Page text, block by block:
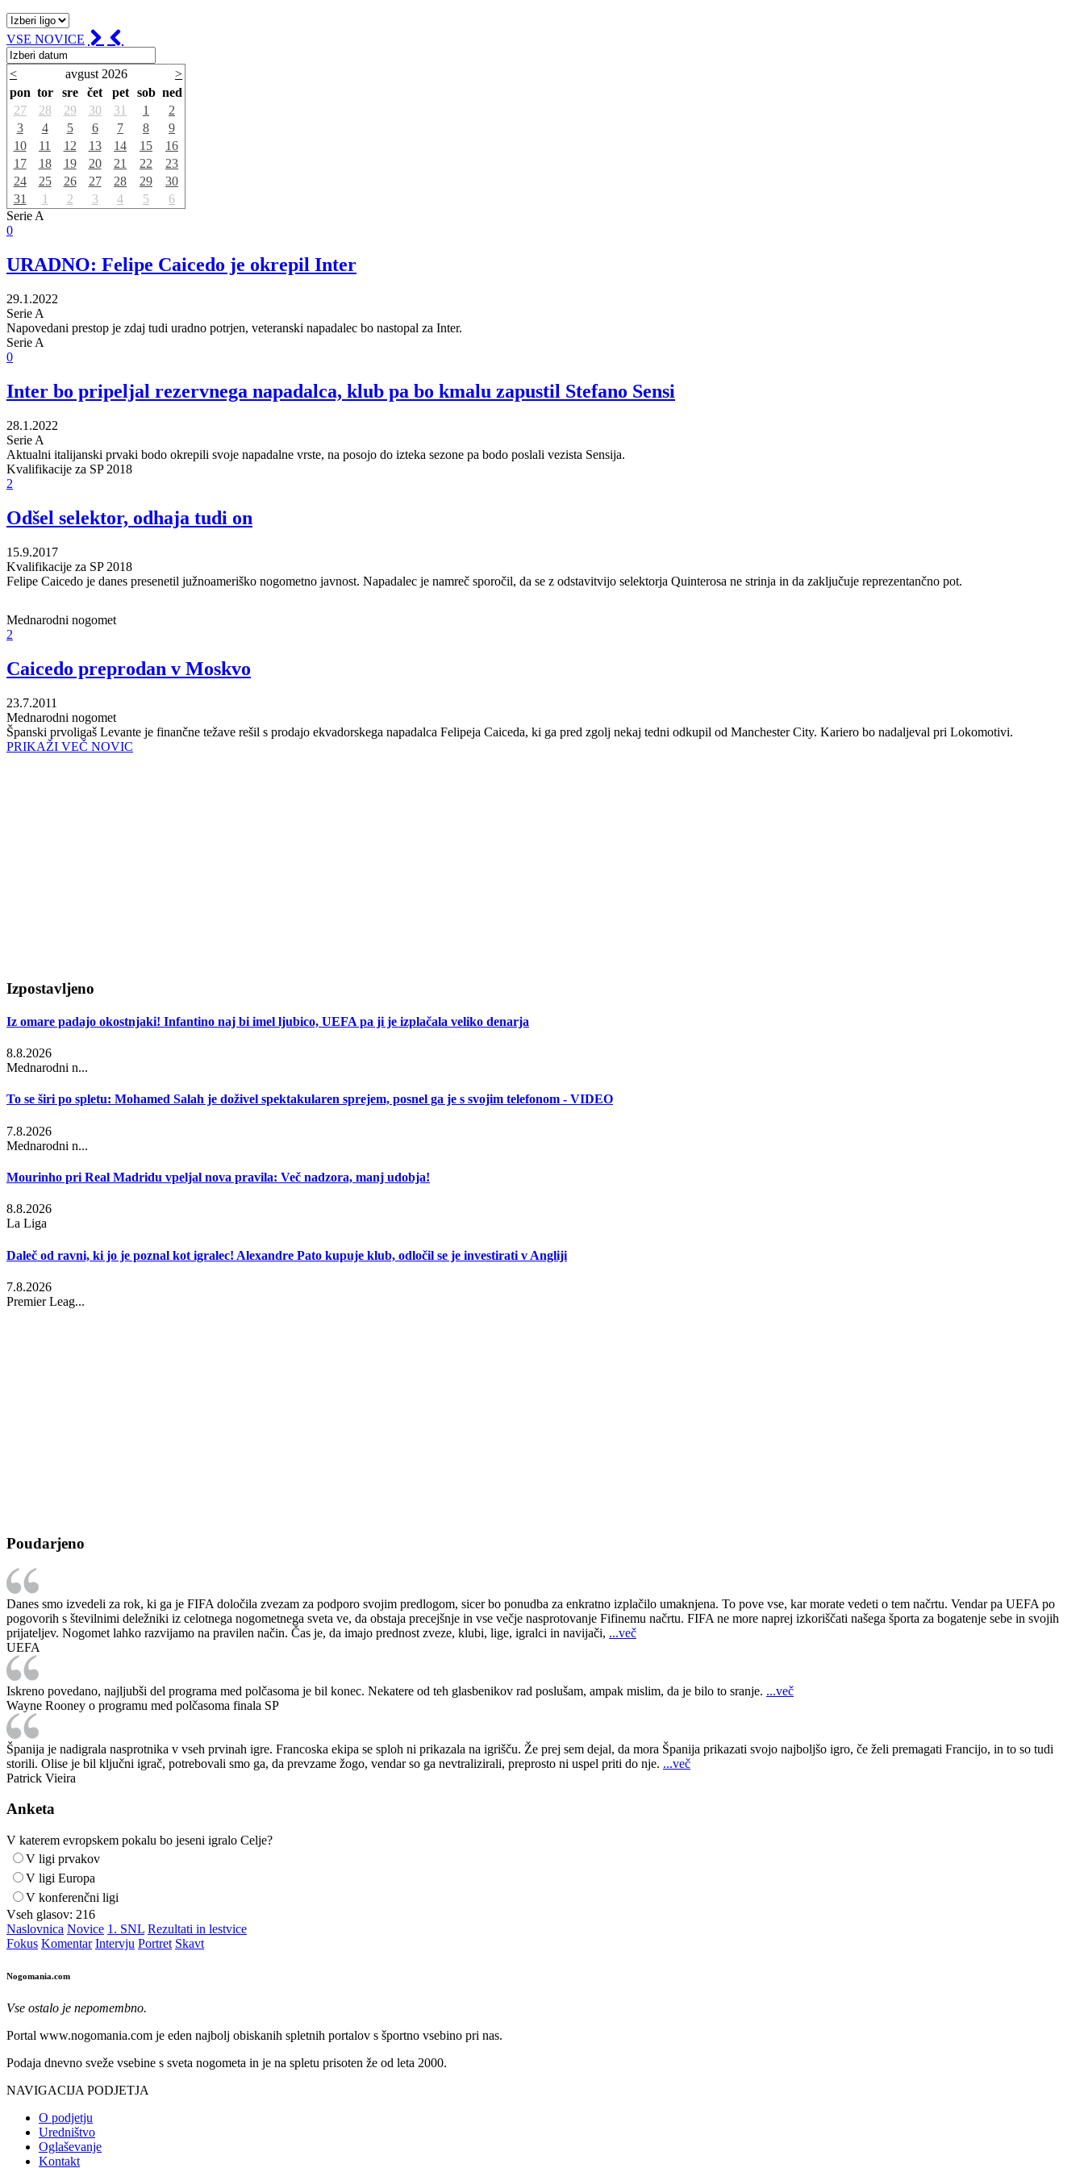
VSE NOVICE
< avgust 2026
>
pon tor sre čet pet sob ned
27
28 29 30 31 1
2
3
4 5 6 7 8
9
10
11 12 13 14 15
16
17
18 19 20 21 22
23
24
25 26 27 28 29
30
31
1 2 3 4 5
6
Serie A
0
URADNO: Felipe Caicedo je okrepil Inter
29.1.2022
Serie A
Napovedani prestop je zdaj tudi uradno potrjen, veteranski napadalec bo nastopal za Inter.
Serie A
0
Inter bo pripeljal rezervnega napadalca, klub pa bo kmalu zapustil Stefano Sensi
28.1.2022
Serie A
Aktualni italijanski prvaki bodo okrepili svoje napadalne vrste, na posojo do izteka sezone pa bodo poslali vezista Sensija.
Kvalifikacije za SP 2018
2
Odšel selektor, odhaja tudi on
15.9.2017
Kvalifikacije za SP 2018
Felipe Caicedo je danes presenetil južnoameriško nogometno javnost. Napadalec je namreč sporočil, da se z odstavitvijo selektorja Quinterosa ne strinja in da zaključuje reprezentančno pot.
Mednarodni nogomet
2
Caicedo preprodan v Moskvo
23.7.2011
Mednarodni nogomet
Španski prvoligaš Levante je finančne težave rešil s prodajo ekvadorskega napadalca Felipeja Caiceda, ki ga pred zgolj nekaj tedni odkupil od Manchester City. Kariero bo nadaljeval pri Lokomotivi.
PRIKAŽI VEČ NOVIC
Izpostavljeno
Iz omare padajo okostnjaki! Infantino naj bi imel ljubico, UEFA pa ji je izplačala veliko denarja
8.8.2026
Mednarodni n...
To se širi po spletu: Mohamed Salah je doživel spektakularen sprejem, posnel ga je s svojim telefonom - VIDEO
7.8.2026
Mednarodni n...
Mourinho pri Real Madridu vpeljal nova pravila: Več nadzora, manj udobja!
8.8.2026
La Liga
Daleč od ravni, ki jo je poznal kot igralec! Alexandre Pato kupuje klub, odločil se je investirati v Angliji
7.8.2026
Premier Leag...
Poudarjeno
Danes smo izvedeli za rok, ki ga je FIFA določila zvezam za podporo svojim predlogom, sicer bo ponudba za enkratno izplačilo umaknjena. To pove vse, kar morate vedeti o tem načrtu. Vendar pa UEFA po
pogovorih s številnimi deležniki iz celotnega nogometnega sveta ve, da obstaja precejšnje in vse večje nasprotovanje Fifinemu načrtu. FIFA ne more naprej izkoriščati našega športa za bogatenje sebe in svojih
prijateljev. Nogomet lahko razvijamo na pravilen način. Čas je, da imajo prednost zveze, klubi, lige, igralci in navijači, ...več
UEFA
Iskreno povedano, najljubši del programa med polčasoma je bil konec. Nekatere od teh glasbenikov rad poslušam, ampak mislim, da je bilo to sranje. ...več
Wayne Rooney o programu med polčasoma finala SP
Španija je nadigrala nasprotnika v vseh prvinah igre. Francoska ekipa se sploh ni prikazala na igrišču. Že prej sem dejal, da mora Španija prikazati svojo najboljšo igro, če želi premagati Francijo, in to so tudi
storili. Olise je bil ključni igrač, potrebovali smo ga, da prevzame žogo, vendar so ga nevtralizirali, preprosto ni uspel priti do nje. ...več
Patrick Vieira
Anketa
V katerem evropskem pokalu bo jeseni igralo Celje?
V ligi prvakov
V ligi Europa
V konferenčni ligi
Vseh glasov: 216
Naslovnica Novice 1. SNL Rezultati in lestvice
Fokus Komentar Intervju Portret Skavt
Nogomania.com
Vse ostalo je nepomembno.
Portal www.nogomania.com je eden najbolj obiskanih spletnih portalov s športno vsebino pri nas.
Podaja dnevno sveže vsebine s sveta nogometa in je na spletu prisoten že od leta 2000.
NAVIGACIJA PODJETJA
O podjetju
Uredništvo
Oglaševanje
Kontakt